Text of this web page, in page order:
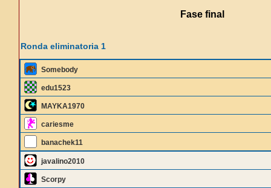
Fase final
Ronda eliminatoria 1
Somebody
edu1523
MAYKA1970
cariesme
banachek11
javalino2010
Scorpy